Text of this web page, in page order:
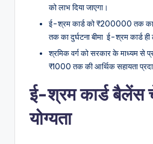
को लाभ दिया जाएगा।
ई-श्रम कार्ड को ₹200000 तक
तक का दुर्घटना बीमा ई-श्रम कार्ड ही
श्रमिक वर्ग को सरकार के माध्यम से
₹1000 तक की आर्थिक सहायता
ई-श्रम कार्ड
योग्यता